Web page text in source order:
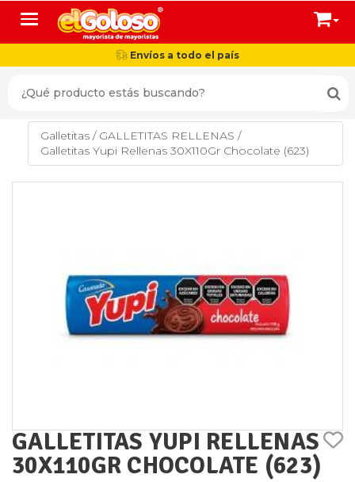
Toggle navigation
Envíos a todo el país
Galletitas / GALLETITAS RELLENAS /
Galletitas Yupi Rellenas 30X110Gr Chocolate (623)
GALLETITAS YUPI RELLENAS
30X110GR CHOCOLATE (623)